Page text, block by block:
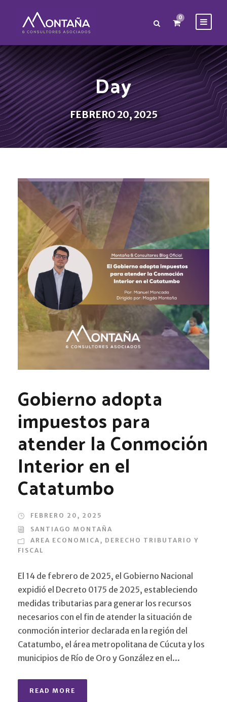
0
Day
FEBRERO 20, 2025
Gobierno adopta
impuestos para
atender la Conmoción
Interior en el
Catatumbo
FEBRERO 20, 2025
SANTIAGO MONTAÑA
AREA ECONOMICA , DERECHO TRIBUTARIO Y
FISCAL
El 14 de febrero de 2025, el Gobierno Nacional
expidió el Decreto 0175 de 2025, estableciendo
medidas tributarias para generar los recursos
necesarios con el fin de atender la situación de
conmoción interior declarada en la región del
Catatumbo, el área metropolitana de Cúcuta y los
municipios de Río de Oro y González en el...
READ MORE